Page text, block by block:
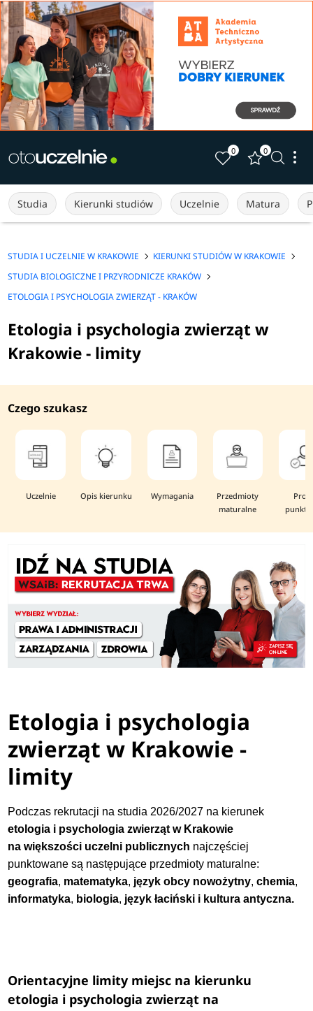
0 0
Studia Kierunki studiów Uczelnie Matura
STUDIA I UCZELNIE W KRAKOWIE
KIERUNKI STUDIÓW W KRAKOWIE
STUDIA BIOLOGICZNE I PRZYRODNICZE KRAKÓW
ETOLOGIA I PSYCHOLOGIA ZWIERZĄT - KRAKÓW
Etologia i psychologia zwierząt w
Krakowie - limity
Czego szukasz
Uczelnie Opis kierunku Wymagania
Przedmioty
maturalne
Etologia i psychologia
zwierząt w Krakowie -
limity
Podczas rekrutacji na studia 2026/2027 na kierunek
etologia i psychologia zwierząt w Krakowie
na większości uczelni publicznych najczęściej
punktowane są następujące przedmioty maturalne:
geografia, matematyka, język obcy nowożytny,chemia,
informatyka, biologia, język łaciński i kultura antyczna.
Orientacyjne limity miejsc na kierunku
etologia i psychologia zwierząt na